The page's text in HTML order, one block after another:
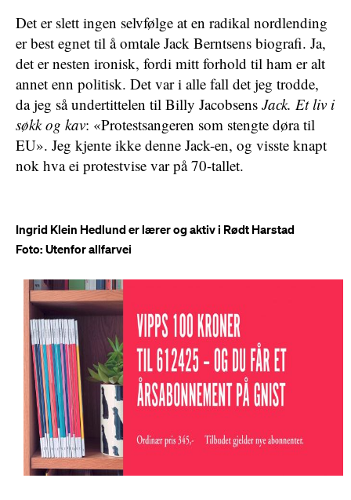
Det er slett ingen selvfølge at en radikal nordlending
er best egnet til å omtale Jack Berntsens biografi. Ja,
det er nesten ironisk, fordi mitt forhold til ham er alt
annet enn politisk. Det var i alle fall det jeg trodde,
da jeg så undertittelen til Billy Jacobsens Jack. Et liv i
søkk og kav: «Protestsangeren som stengte døra til
EU». Jeg kjente ikke denne Jack-en, og visste knapt
nok hva ei protestvise var på 70-tallet.
Ingrid Klein Hedlund er lærer og aktiv i Rødt Harstad
Foto: Utenfor allfarvei